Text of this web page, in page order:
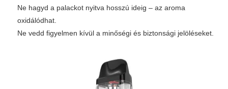
Ne hagyd a palackot nyitva hosszú ideig – az aroma
oxidálódhat.
Ne vedd figyelmen kívül a minőségi és biztonsági jelöléseket.